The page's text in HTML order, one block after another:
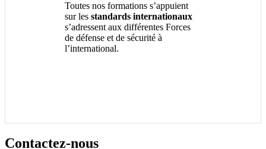
Toutes nos formations s’appuient
sur les standards internationaux
s’adressent aux différentes Forces
de défense et de sécurité à
l’international.
Contactez-nous